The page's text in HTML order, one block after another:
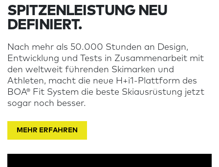
SPITZENLEISTUNG NEU
DEFINIERT.
Nach mehr als 50.000 Stunden an Design,
Entwicklung und Tests in Zusammenarbeit mit
den weltweit führenden Skimarken und
Athleten, macht die neue H+i1-Plattform des
BOA® Fit System die beste Skiausrüstung jetzt
sogar noch besser.
MEHR ERFAHREN